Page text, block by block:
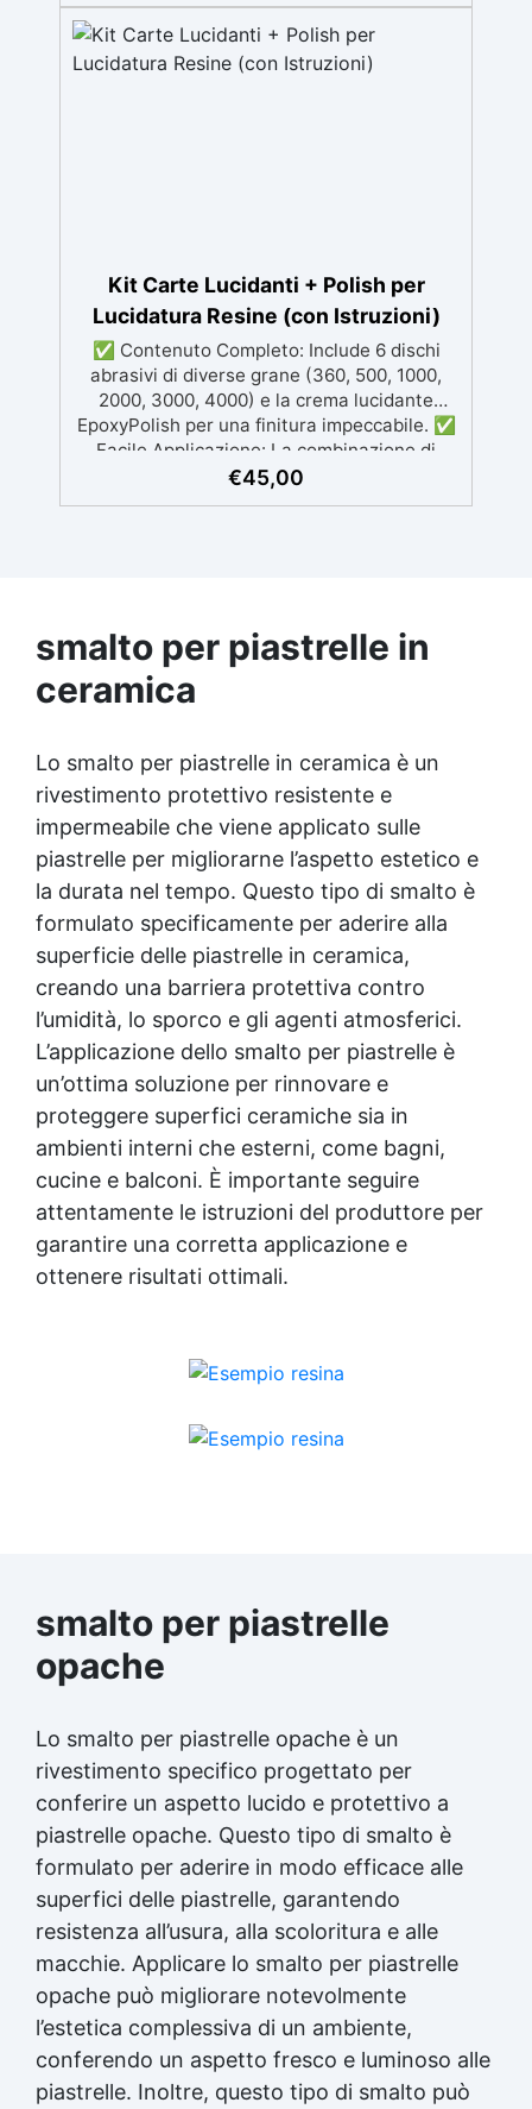
esperienza, con assistenza video/telefonica
gratuita ✅ Economico e Veloce: rinnova le
superfici con una spesa minima, evitando
costosi lavori di ripristino, in appena 24h ✅
Kit Carte Lucidanti + Polish per
Lucidatura Resine (con Istruzioni)
✅ Contenuto Completo: Include 6 dischi
abrasivi di diverse grane (360, 500, 1000,
2000, 3000, 4000) e la crema lucidante
EpoxyPolish per una finitura impeccabile. ✅
Facile Applicazione: La combinazione di
dischi abrasivi e crema lucidante garantisce
applica la crema EpoxyPolish; per una
finitura satinata, sciacqua abbondantemente
e usa Olio Cera Dura Satinata Osmo. ✅
superficie in resina, ideale per progetti fai-
da-te o professionali.
€45,00
smalto per piastrelle in
ceramica
Lo smalto per piastrelle in ceramica è un
rivestimento protettivo resistente e
impermeabile che viene applicato sulle
piastrelle per migliorarne l’aspetto estetico e
la durata nel tempo. Questo tipo di smalto è
formulato specificamente per aderire alla
superficie delle piastrelle in ceramica,
creando una barriera protettiva contro
l’umidità, lo sporco e gli agenti atmosferici.
L’applicazione dello smalto per piastrelle è
un’ottima soluzione per rinnovare e
proteggere superfici ceramiche sia in
ambienti interni che esterni, come bagni,
cucine e balconi. È importante seguire
attentamente le istruzioni del produttore per
garantire una corretta applicazione e
ottenere risultati ottimali.
smalto per piastrelle
opache
Lo smalto per piastrelle opache è un
rivestimento specifico progettato per
conferire un aspetto lucido e protettivo a
piastrelle opache. Questo tipo di smalto è
formulato per aderire in modo efficace alle
superfici delle piastrelle, garantendo
resistenza all’usura, alla scoloritura e alle
macchie. Applicare lo smalto per piastrelle
opache può migliorare notevolmente
l’estetica complessiva di un ambiente,
conferendo un aspetto fresco e luminoso alle
piastrelle. Inoltre, questo tipo di smalto può